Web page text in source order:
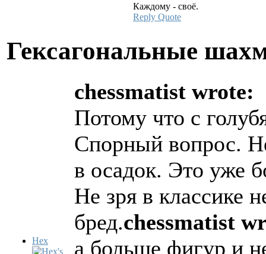
Каждому - своё.
Reply Quote
Гексагональные
Hex
chessmatist wrote:
Потому что с
Спорный вопрос.
в осадок. Это уже
Не зря в классике
бред.chessmatist
а больше фигур и